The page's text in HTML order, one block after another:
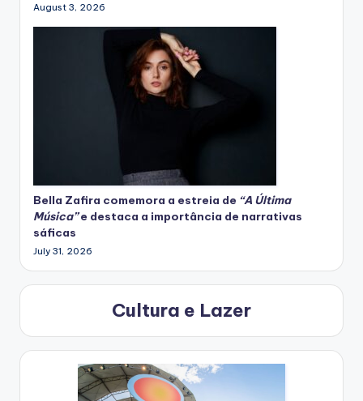
August 3, 2026
Bella Zafira comemora a estreia de “A Última
Música”e destaca a importância de narrativas
sáficas
July 31, 2026
Cultura e Lazer